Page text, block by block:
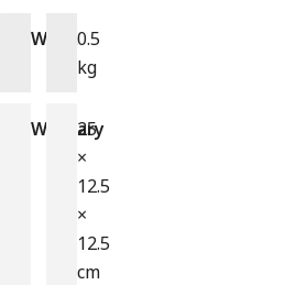
Waga0.5
kg
Wymiary
25
×
12.5
×
12.5
cm